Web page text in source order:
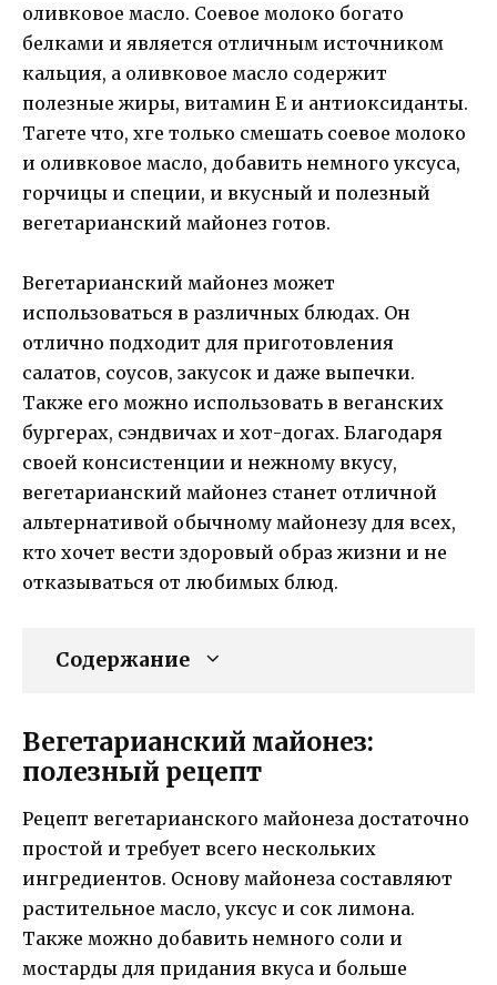
оливковое масло. Соевое молоко богато
белками и является отличным источником
кальция, а оливковое масло содержит
полезные жиры, витамин Е и антиоксиданты.
Тагете что, хге только смешать соевое молоко
и оливковое масло, добавить немного уксуса,
горчицы и специи, и вкусный и полезный
вегетарианский майонез готов.
Вегетарианский майонез может
использоваться в различных блюдах. Он
отлично подходит для приготовления
салатов, соусов, закусок и даже выпечки.
Также его можно использовать в веганских
бургерах, сэндвичах и хот-догах. Благодаря
своей консистенции и нежному вкусу,
вегетарианский майонез станет отличной
альтернативой обычному майонезу для всех,
кто хочет вести здоровый образ жизни и не
отказываться от любимых блюд.
Содержание
Вегетарианский майонез:
полезный рецепт
Рецепт вегетарианского майонеза достаточно
простой и требует всего нескольких
ингредиентов. Основу майонеза составляют
растительное масло, уксус и сок лимона.
Также можно добавить немного соли и
мостарды для придания вкуса и больше